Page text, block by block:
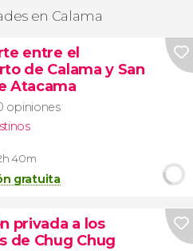
en Calama
entre el
de Calama y San
Atacama
opiniones
40m
gratuita
privada a los
de Chug Chug